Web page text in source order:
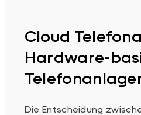
Cloud
Hardware-
Die Entscheidung